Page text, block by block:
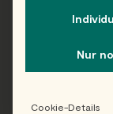
Folge uns
Nur
Cookie-Details